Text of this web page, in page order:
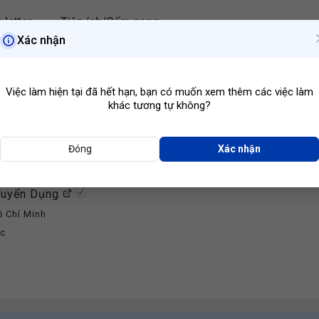
letter Tiện ích/Cẩm nang
Hồ Hải Triều Tuyển Dụng
Kỹ Thuật Viên
Dụng
Chí Minh
Xác nhận
Việc làm hiện tại đã hết hạn, bạn có muốn xem thêm các việc làm
khác tương tự không?
Đóng Xác nhận